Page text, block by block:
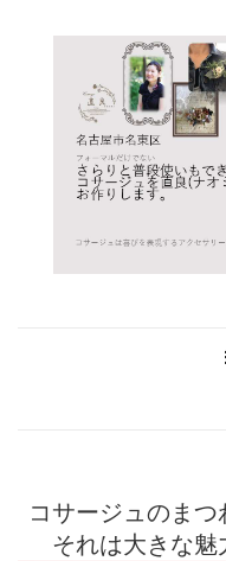
コサージュのまつ
それは大きな魅